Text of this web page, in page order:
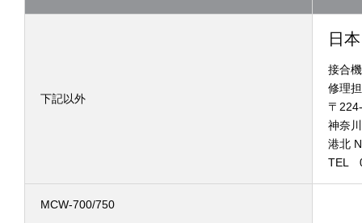
下記以外
日
接合
修理
〒
神奈
港北
TEL
MCW-700/750